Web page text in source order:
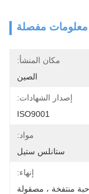
معلومات مفصلة
مكان المنشأ:
الصين
إصدار الشهادات:
ISO9001
مواد:
ستانلس ستيل
إنهاء: